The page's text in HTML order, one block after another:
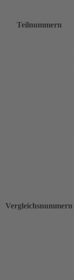
Teilnummern
Vergleichsnummern